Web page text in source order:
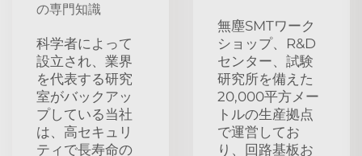
の専門知識
科学者によって
設立され、業界
を代表する研究
室がバックアッ
プしている当社
は、高セキュリ
ティで長寿命の
無塵SMTワーク
ショップ、R&D
センター、試験
研究所を備えた
20,000平方メー
トルの生産拠点
で運営してお
り、回路基板お